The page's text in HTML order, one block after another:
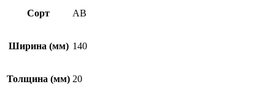
Сорт АВ
Ширина (мм) 140
Толщина (мм) 20